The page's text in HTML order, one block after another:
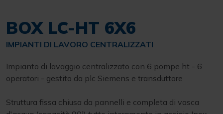
operatori - gestito da plc Siemens e transduttore
d'acqua (capacità 90l) tutto interamente in acciaio Inox
304
6 motori elettrici da 7,5 hp a 1450 rpm